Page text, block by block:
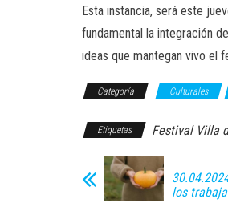
Esta instancia, será este
fundamental la integración
ideas que mantegan vivo el
Categoría Culturales
Etiquetas Festival Villa
los